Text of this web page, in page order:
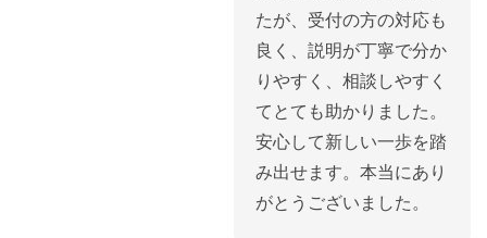
たが、受付の方の対応も
良く、説明が丁寧で分か
りやすく、相談しやすく
てとても助かりました。
安心して新しい一歩を踏
み出せます。本当にあり
がとうございました。